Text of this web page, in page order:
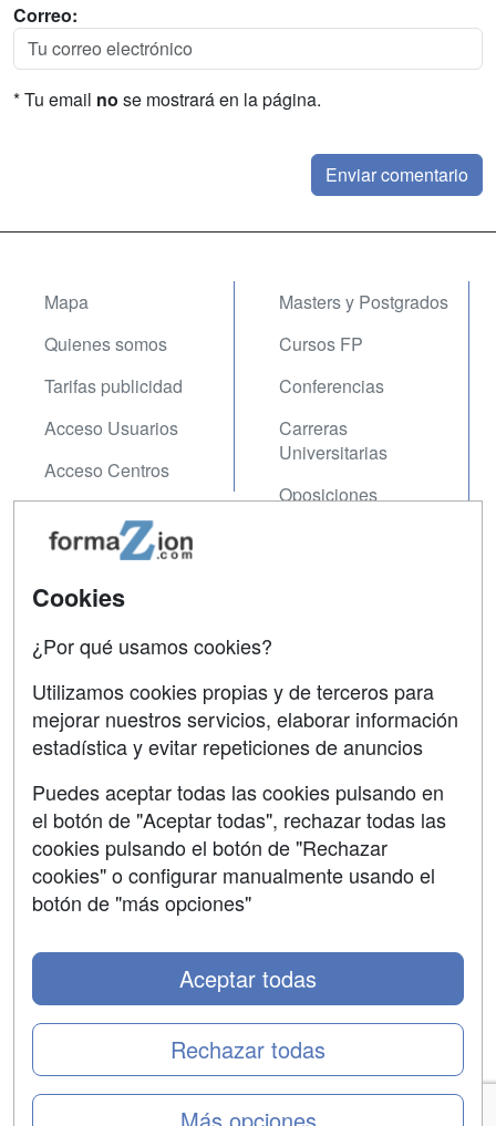
Correo:
* Tu email no se mostrará en la página.
Mapa
Quienes somos
Tarifas publicidad
Acceso Usuarios
Acceso Centros
Masters y Postgrados
Cursos FP
Conferencias
Carreras
Universitarias
Oposiciones
Contactar
Confidencialidad
Aviso legal
Copyleft
Grupo formazion:
Copyright 2000-2026 Formazion Web, S.L. - Calle
Fermín Caballero, 62 - 28034 Madrid Tel: 91 533 70 78
Cookies
¿Por qué usamos cookies?
Utilizamos cookies propias y de terceros para
mejorar nuestros servicios, elaborar información
estadística y evitar repeticiones de anuncios
Puedes aceptar todas las cookies pulsando en
el botón de "Aceptar todas", rechazar todas las
cookies pulsando el botón de "Rechazar
cookies" o configurar manualmente usando el
botón de "más opciones"
Rechazar todas
Aceptar todas